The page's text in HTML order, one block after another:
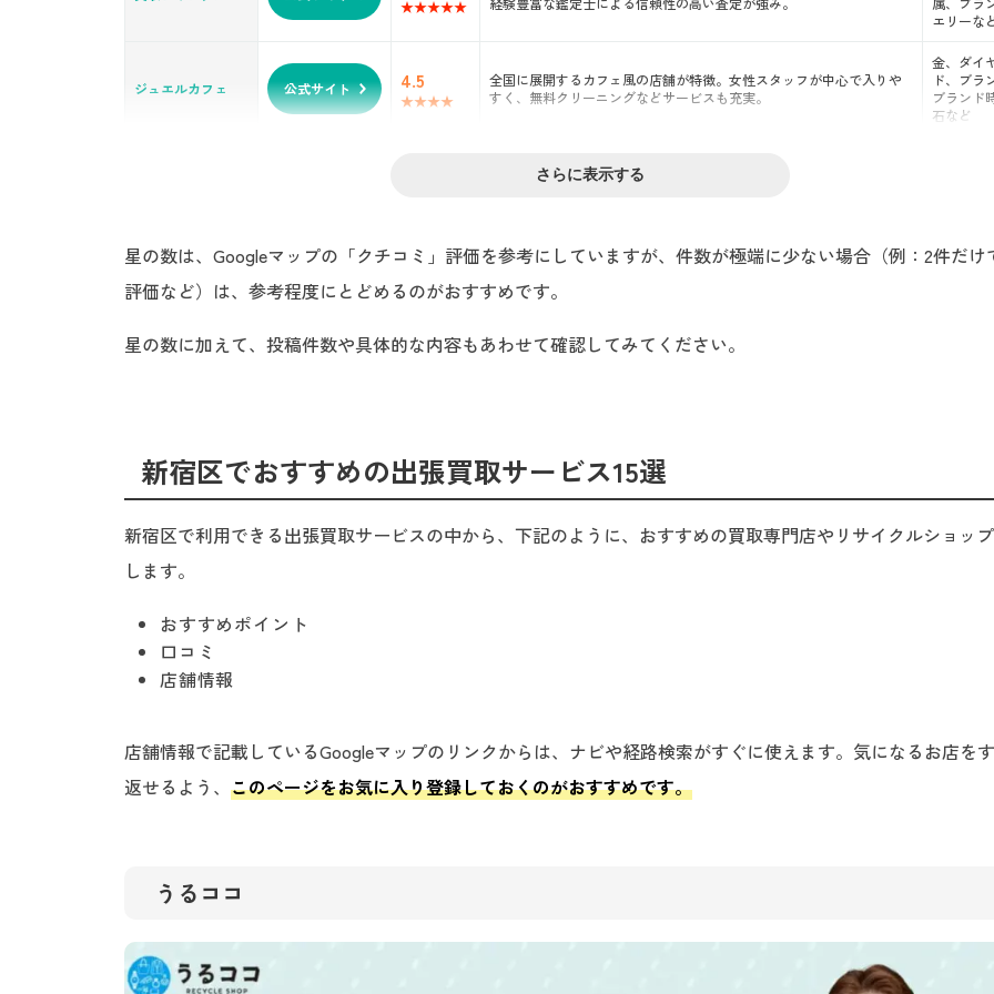
無理に売る必要はない
新宿区のエリア情報
まとめ
エリーな
ジュエルカフェ 公式サイト 4.5
全国に展開するカフェ風の店舗が特徴。女性スタッフが中心で入りや
すく、無料クリーニングなどサービスも充実。
金、ダイ
ド、ブラ
ブランド
石など
さらに表示する
星の数は、Googleマップの「クチコミ」評価を参考にしていますが、件数が極端に少ない場合（例：2件だけ
評価など）は、参考程度にとどめるのがおすすめです。
星の数に加えて、投稿件数や具体的な内容もあわせて確認してみてください。
新宿区でおすすめの出張買取サービス15選
新宿区で利用できる出張買取サービスの中から、下記のように、おすすめの買取専門店やリサイクルショッ
します。
おすすめポイント
口コミ
店舗情報
店舗情報で記載しているGoogleマップのリンクからは、ナビや経路検索がすぐに使えます。気になるお店を
返せるよう、 このページをお気に入り登録しておくのがおすすめです。
うるココ